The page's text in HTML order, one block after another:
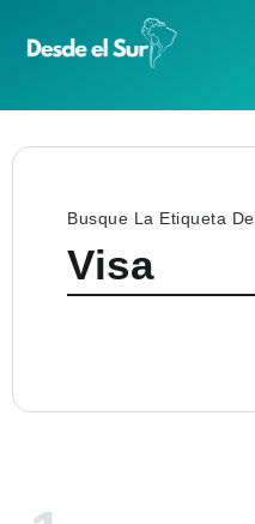
Busque La Etiqueta De
Visa